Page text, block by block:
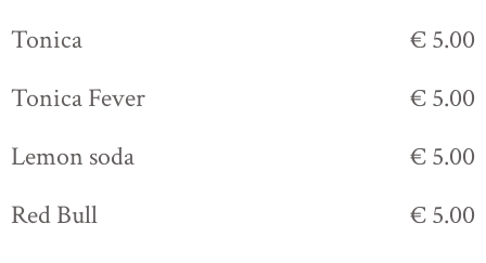
Tonica
€ 5.00
Tonica Fever
€ 5.00
Lemon soda
€ 5.00
Red Bull
€ 5.00